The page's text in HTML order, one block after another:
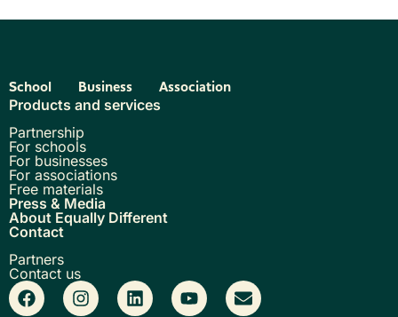
School Business Association
Products and services
Partnership
For schools
For businesses
For associations
Free materials
Press & Media
About Equally Different
Contact
Partners
Contact us